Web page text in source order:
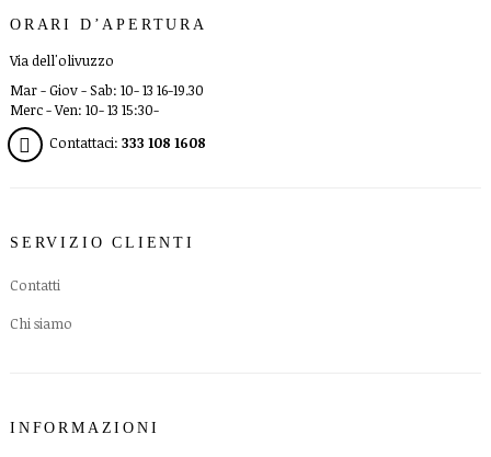
ORARI D’APERTURA
Via dell'olivuzzo
Mar - Giov - Sab: 10- 13 16-19.30
Merc - Ven: 10- 13 15:30-
Contattaci: 333 108 1608
SERVIZIO CLIENTI
Contatti
Chi siamo
INFORMAZIONI